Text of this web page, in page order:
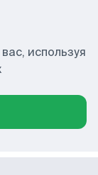
используя